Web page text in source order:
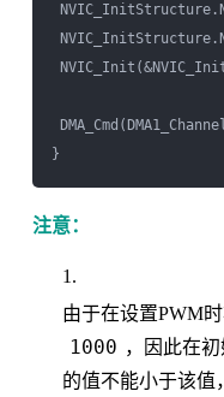
注意：
由于在设置PWM
1000 ，因此在初
的值不能小于该值